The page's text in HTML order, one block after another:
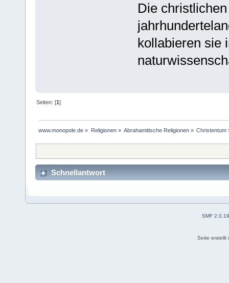
Die
kollabieren sie
Seiten: [1]
www.monopole.de » Religionen» Abrahamitische Religionen» Christentum
Schnellantwort
SMF 2.0.19
Seite erstellt